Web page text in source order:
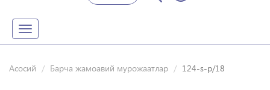
Toggle
navigation
Асосий Барча жамоавий мурожаатлар 124-s-p/18